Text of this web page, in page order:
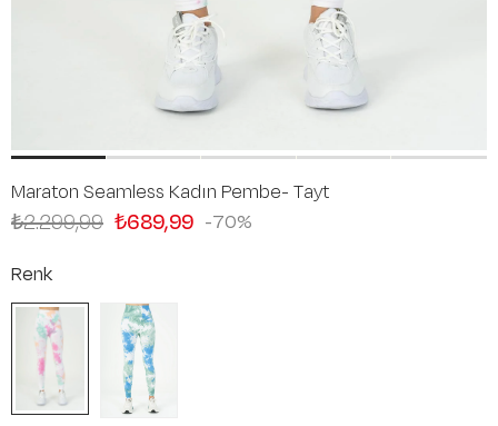
Maraton Seamless Kadın Pembe- Tayt
70
₺2.299,99 ₺689,99
Renk